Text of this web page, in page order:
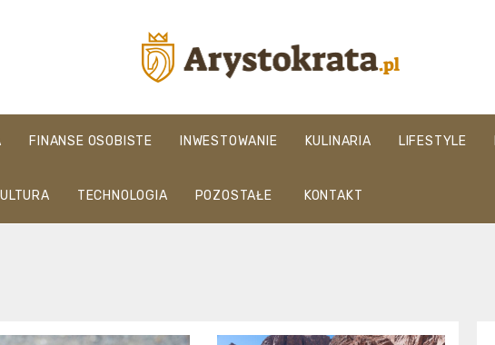
arystokrata.pl
FINANSE OSOBISTE INWESTOWANIE KULINARIA LIFESTYLE
TECHNOLOGIA POZOSTAŁE KONTAKT